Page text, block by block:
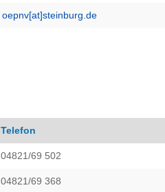
oepnv[at]steinburg.de
Telefon
04821/69 502
04821/69 368